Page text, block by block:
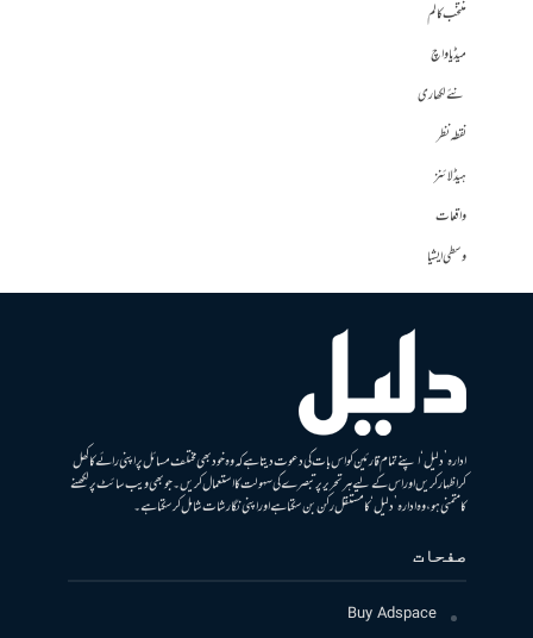
منتخب کالم
میڈیا واچ
نئے لکھاری
نقطہ نظر
ہیڈلائنز
واقعات
وسطی ایشیا
ادارہ ’دلیل‘ اپنے تمام قارئین کو اس بات کی دعوت دیتا ہے کہ وہ خود بھی مختلف مسائل پر اپنی رائے کا کھل
کر اظہار کریں اور اس کے لیے ہر تحریر پر تبصرے کی سہولت کا استعمال کریں۔ جو بھی ویب سائٹ پر لکھنے
کا متمنی ہو، وہ ادارہ ’دلیل‘ کا مستقل رکن بن سکتا ہے اور اپنی نگارشات شامل کرسکتا ہے۔
صفحات
Buy Adspace